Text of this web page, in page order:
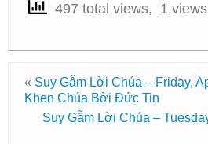
497 total views, 1
« Suy Gẫm Lời Chúa – Friday,
Khen Chúa Bởi Đức Tin
Suy Gẫm Lời Chúa –